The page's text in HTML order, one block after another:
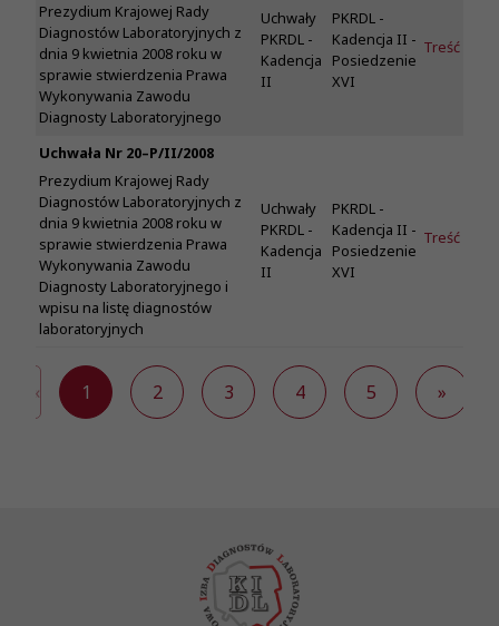
Prezydium Krajowej Rady
Diagnostów Laboratoryjnych z
dnia 9 kwietnia 2008 roku w
sprawie stwierdzenia Prawa
Wykonywania Zawodu
Diagnosty Laboratoryjnego
Uchwały
PKRDL -
Kadencja
II
PKRDL -
Kadencja II -
Posiedzenie
XVI
Treść
Uchwała Nr 20–P/II/2008
Prezydium Krajowej Rady
Diagnostów Laboratoryjnych z
dnia 9 kwietnia 2008 roku w
sprawie stwierdzenia Prawa
Wykonywania Zawodu
Diagnosty Laboratoryjnego i
wpisu na listę diagnostów
laboratoryjnych
Uchwały
PKRDL -
Kadencja
II
PKRDL -
Kadencja II -
Posiedzenie
XVI
Treść
« 1 2 3 4 5 »